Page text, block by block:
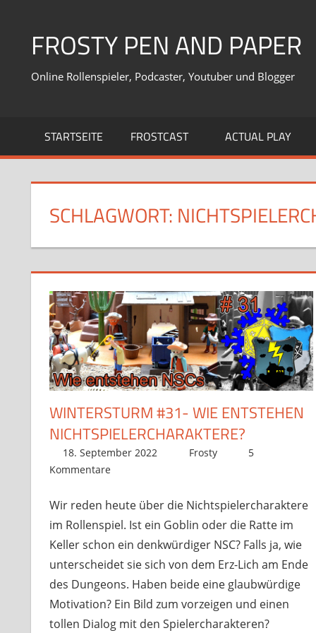
springenFROSTY PEN AND PAPER
Online Rollenspieler, Podcaster, Youtuber und Blogger
STARTSEITE FROSTCAST ACTUAL PLAY
SCHLAGWORT:
WINTERSTURM #31- WIE ENTSTEHEN
NICHTSPIELERCHARAKTERE?
18. September 2022 Frosty
5
Kommentare
Wir reden heute über die Nichtspielercharaktere
im Rollenspiel. Ist ein Goblin oder die Ratte im
Keller schon ein denkwürdiger NSC? Falls ja, wie
unterscheidet sie sich von dem Erz-Lich am Ende
des Dungeons. Haben beide eine glaubwürdige
Motivation? Ein Bild zum vorzeigen und einen
tollen Dialog mit den Spielercharakteren?